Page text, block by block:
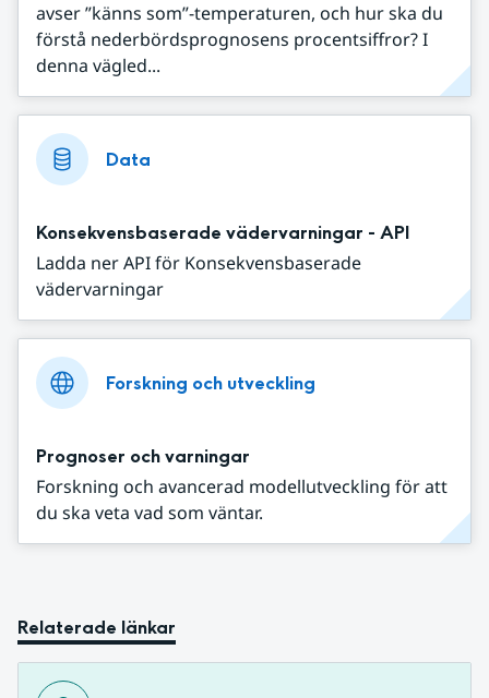
avser ”känns som”-temperaturen, och hur ska du
förstå nederbördsprognosens procentsiffror? I
denna vägled...
Data
Konsekvensbaserade vädervarningar - API
Ladda ner API för Konsekvensbaserade
vädervarningar
Forskning och utveckling
Prognoser och varningar
Forskning och avancerad modellutveckling för att
du ska veta vad som väntar.
Relaterade länkar